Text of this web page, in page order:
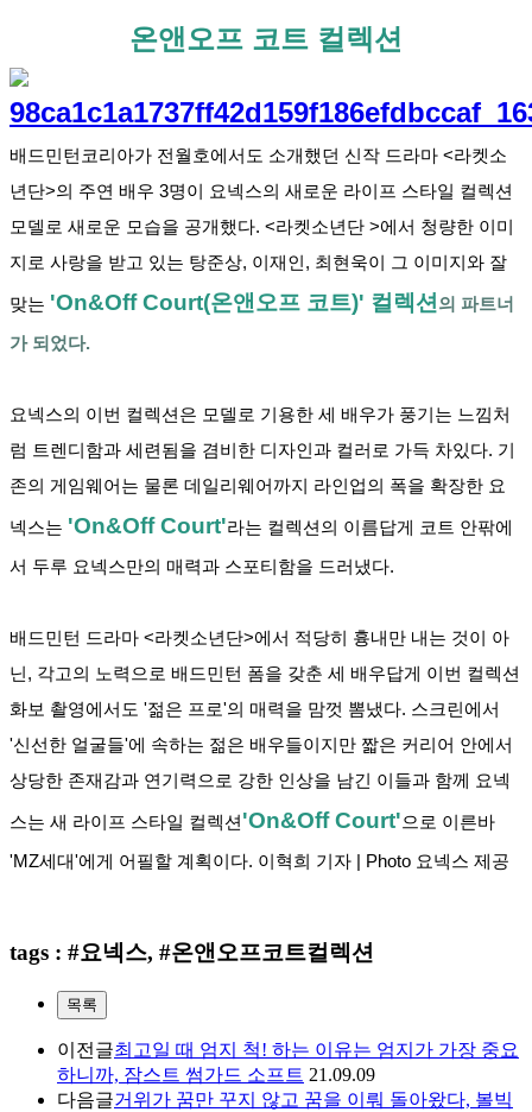
온앤오프 코트 컬렉션
배드민턴코리아가 전월호에서도 소개했던 신작 드라마 <라켓소
년단>의 주연 배우 3명이 요넥스의 새로운 라이프 스타일 컬렉션
모델로 새로운 모습을 공개했다. <라켓소년단 >에서 청량한 이미
지로 사랑을 받고 있는 탕준상, 이재인, 최현욱이 그 이미지와 잘
맞는 'On&Off Court(온앤오프 코트)' 컬렉션의 파트너
가 되었다.
요넥스의 이번 컬렉션은 모델로 기용한 세 배우가 풍기는 느낌처
럼 트렌디함과 세련됨을 겸비한 디자인과 컬러로 가득 차있다. 기
존의 게임웨어는 물론 데일리웨어까지 라인업의 폭을 확장한 요
넥스는 'On&Off Court'라는 컬렉션의 이름답게 코트 안팎에
서 두루 요넥스만의 매력과 스포티함을 드러냈다.
배드민턴 드라마 <라켓소년단>에서 적당히 흉내만 내는 것이 아
닌, 각고의 노력으로 배드민턴 폼을 갖춘 세 배우답게 이번 컬렉션
화보 촬영에서도 '젊은 프로'의 매력을 맘껏 뽐냈다. 스크린에서
'신선한 얼굴들'에 속하는 젊은 배우들이지만 짧은 커리어 안에서
상당한 존재감과 연기력으로 강한 인상을 남긴 이들과 함께 요넥
스는 새 라이프 스타일 컬렉션'On&Off Court'으로 이른바
'MZ세대'에게 어필할 계획이다. 이혁희 기자 | Photo 요넥스 제공
tags : #요넥스, #온앤오프코트컬렉션
목록
이전글최고일 때 엄지 척! 하는 이유는 엄지가 가장 중요
하니까, 잠스트 썸가드 소프트 21.09.09
다음글거위가 꿈만 꾸지 않고 꿈을 이뤄 돌아왔다, 볼빅